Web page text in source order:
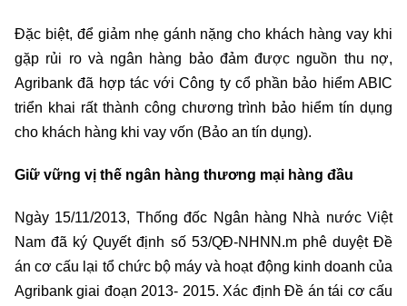
Đặc biệt, để giảm nhẹ gánh nặng cho khách hàng vay khi
gặp rủi ro và ngân hàng bảo đảm được nguồn thu nợ,
Agribank đã hợp tác với Công ty cổ phần bảo hiểm ABIC
triển khai rất thành công chương trình bảo hiểm tín dụng
cho khách hàng khi vay vốn (Bảo an tín dụng).
Giữ vững vị thế ngân hàng thương mại hàng đầu
Ngày 15/11/2013, Thống đốc Ngân hàng Nhà nước Việt
Nam đã ký Quyết định số 53/QĐ-NHNN.m phê duyệt Đề
án cơ cấu lại tổ chức bộ máy và hoạt động kinh doanh của
Agribank giai đoạn 2013- 2015. Xác định Đề án tái cơ cấu